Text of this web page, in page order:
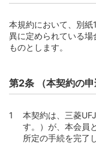
第13条 （カード
第14条 （暗証番
第16条 （カード
れが生じた場合
第18条 （偽造カ
の本会員の責任
本規約において、別
異に定められている
ものとします。
第2条 （本契約の申
本契約は、三菱
す。）が、本会員
所定の手続を完了